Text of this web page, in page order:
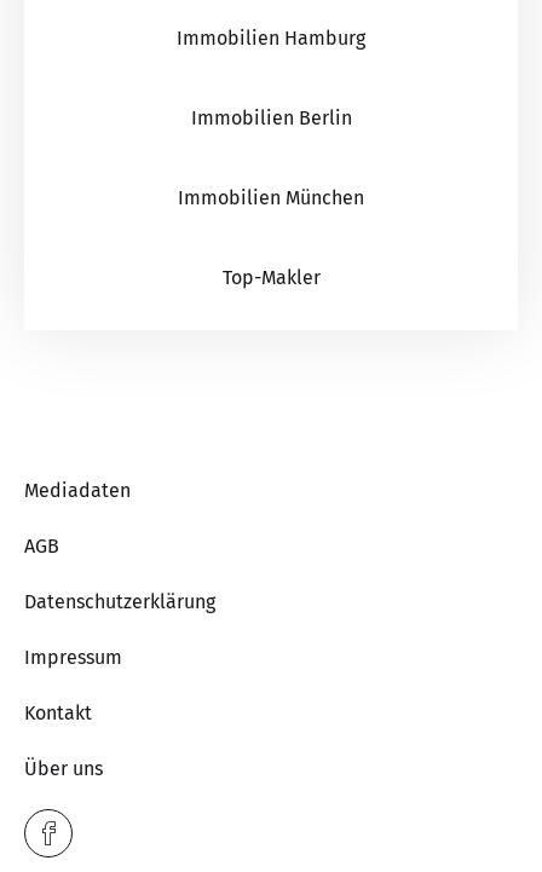
Immobilien Hamburg
Immobilien Berlin
Immobilien München
Top-Makler
Mediadaten
AGB
Datenschutzerklärung
Impressum
Kontakt
Über uns